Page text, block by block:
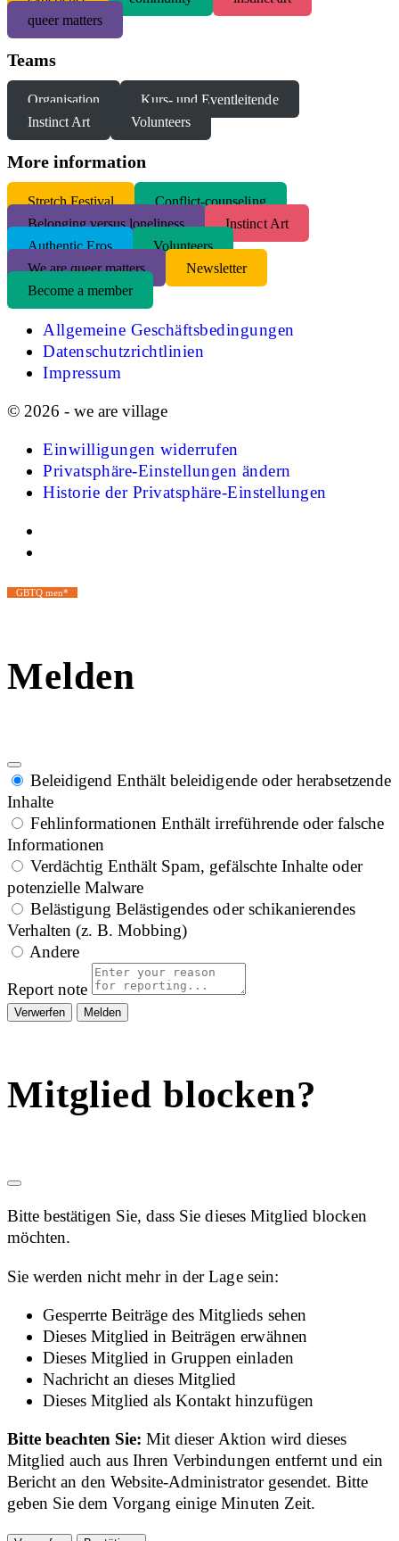
queer matters
Teams
Organisation
Kurs- und Eventleitende
Instinct Art
Volunteers
More information
Stretch Festival
Conflict-counseling
Belonging versus loneliness
Instinct Art
Authentic Eros
Volunteers
We are queer matters
Newsletter
Become a member
Allgemeine Geschäftsbedingungen
Datenschutzrichtlinien
Impressum
© 2026 - we are village
Einwilligungen widerrufen
Privatsphäre-Einstellungen ändern
Historie der Privatsphäre-Einstellungen
GBTQ men*
Melden
Beleidigend Enthält beleidigende oder herabsetzende
Inhalte
Fehlinformationen Enthält irreführende oder falsche
Informationen
Verdächtig Enthält Spam, gefälschte Inhalte oder
potenzielle Malware
Belästigung Belästigendes oder schikanierendes
Verhalten (z. B. Mobbing)
Andere
Report note
Melden
Mitglied blocken?
Bitte bestätigen Sie, dass Sie dieses Mitglied blocken
möchten.
Sie werden nicht mehr in der Lage sein:
Gesperrte Beiträge des Mitglieds sehen
Dieses Mitglied in Beiträgen erwähnen
Dieses Mitglied in Gruppen einladen
Nachricht an dieses Mitglied
Dieses Mitglied als Kontakt hinzufügen
Bitte beachten Sie:Mit dieser Aktion wird dieses
Mitglied auch aus Ihren Verbindungen entfernt und ein
Bericht an den Website-Administrator gesendet. Bitte
geben Sie dem Vorgang einige Minuten Zeit.